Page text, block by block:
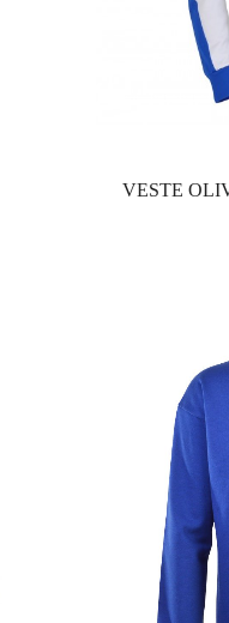
VESTE